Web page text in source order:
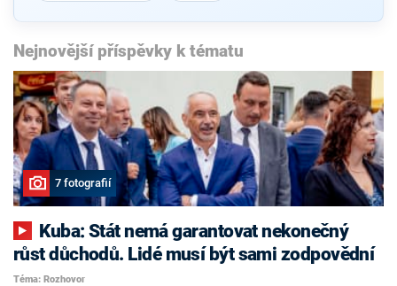
Nejnovější příspěvky k tématu
7 fotografií
růst důchodů. Lidé musí být sami zodpovědní
Téma: Rozhovor